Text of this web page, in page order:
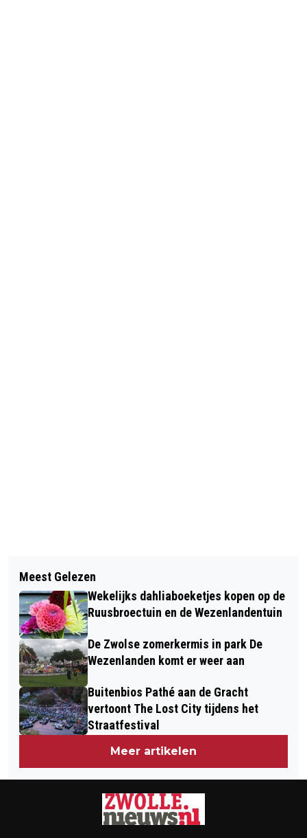
Meest Gelezen
Wekelijks dahliaboeketjes kopen op de
Ruusbroectuin en de Wezenlandentuin
De Zwolse zomerkermis in park De
Wezenlanden komt er weer aan
Buitenbios Pathé aan de Gracht
vertoont The Lost City tijdens het
Straatfestival
Meer artikelen